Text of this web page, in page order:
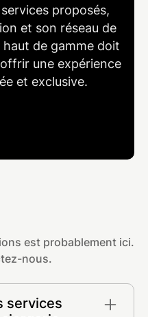
proposés,
et son réseau de
de gamme doit
une expérience
et exclusive.
est probablement ici.
nous.
services